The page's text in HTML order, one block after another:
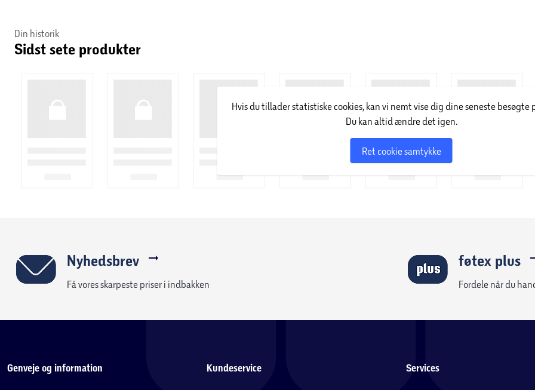
Din historik
Sidst sete produkter
Hvis du tillader statistiske cookies, kan vi nemt vise dig dine seneste besøgte
Du kan altid ændre det igen.
Ret cookie samtykke
Nyhedsbrev
Få vores skarpeste priser i indbakken
føtex plus
Fordele når du
Genveje og information Kundeservice Services